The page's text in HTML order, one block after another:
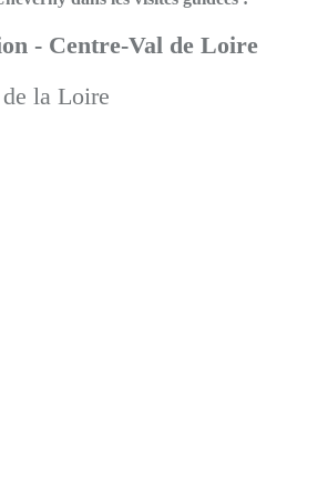
- Centre-Val de Loire
la Loire